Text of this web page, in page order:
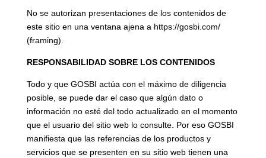
No se autorizan presentaciones de los contenidos de
este sitio en una ventana ajena a https://gosbi.com/
(framing).
RESPONSABILIDAD SOBRE LOS CONTENIDOS
Todo y que GOSBI actúa con el máximo de diligencia
posible, se puede dar el caso que algún dato o
información no esté del todo actualizado en el momento
que el usuario del sitio web lo consulte. Por eso GOSBI
manifiesta que las referencias de los productos y
servicios que se presenten en su sitio web tienen una